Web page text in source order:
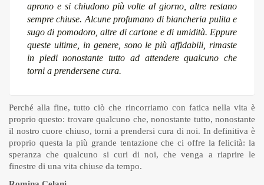
aprono e si chiudono più volte al giorno, altre restano
sempre chiuse. Alcune profumano di biancheria pulita e
sugo di pomodoro, altre di cartone e di umidità. Eppure
queste ultime, in genere, sono le più affidabili, rimaste
in piedi nonostante tutto ad attendere qualcuno che
torni a prendersene cura.
Perché alla fine, tutto ciò che rincorriamo con fatica nella vita è
proprio questo: trovare qualcuno che, nonostante tutto, nonostante
il nostro cuore chiuso, torni a prendersi cura di noi. In definitiva è
proprio questa la più grande tentazione che ci offre la felicità: la
speranza che qualcuno si curi di noi, che venga a riaprire le
finestre di una vita chiuse da tempo.